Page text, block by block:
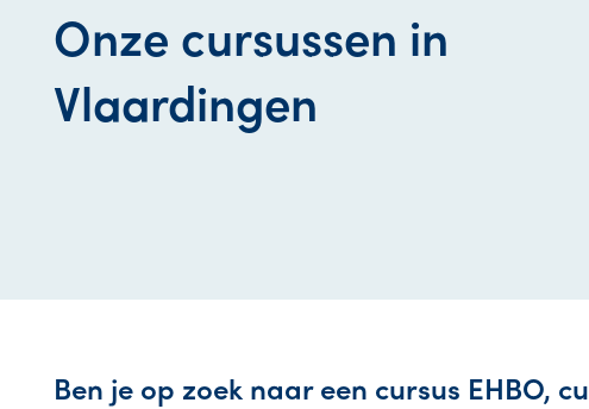
Onze cursussen in
Vlaardingen
Ben je op zoek naar een cursus EHBO,